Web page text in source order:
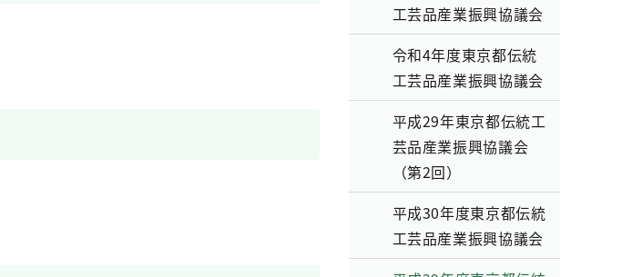
工芸品産業振興協議会
令和4年度東京都伝統
工芸品産業振興協議会
平成29年東京都伝統工
芸品産業振興協議会
（第2回）
平成30年度東京都伝統
工芸品産業振興協議会